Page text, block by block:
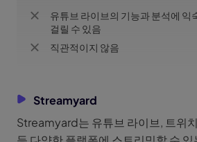
유튜브 라이브의 기능과 분석에 익
걸릴 수 있음
직관적이지 않음
Streamyard
Streamyard는 유튜브 라이브, 트위